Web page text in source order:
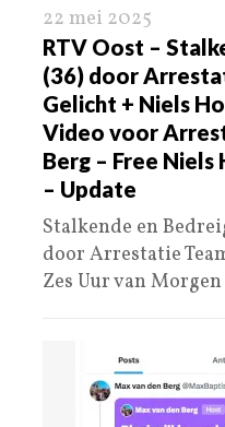
22 mei 2025
RTV Oost –
(36) door
Gelicht + Niels
Video voor
Berg – Free Niels
– Update
Stalkende en
door Arrestatie
Zes Uur van Morgen